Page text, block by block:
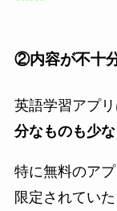
②内容が不十
英語学習アプリ
分なものも少な
特に無料のア
限定されてい